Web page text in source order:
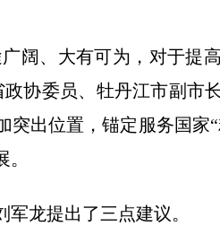
阔、大有可为，对于提
协委员、牡丹江市副市
出位置，锚定服务国家
龙提出了三点建议。